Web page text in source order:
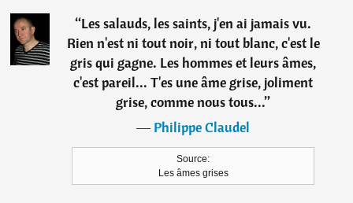
“Les salauds, les saints, j'en ai jamais vu.
Rien n'est ni tout noir, ni tout blanc, c'est le
gris qui gagne. Les hommes et leurs âmes,
c'est pareil... T'es une âme grise, joliment
grise, comme nous tous...”
―Philippe Claudel
Source:
Les âmes grises